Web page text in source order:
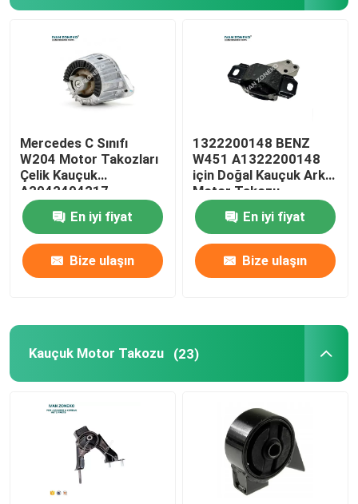
Mercedes C Sınıfı
W204 Motor Takozları
Çelik Kauçuk
A2042404217
2042404317
En iyi fiyat
Bize ulaşın
1322200148 BENZ
W451 A1322200148
için Doğal Kauçuk Arka
Motor Takozu
En iyi fiyat
Bize ulaşın
Kauçuk Motor Takozu (23)